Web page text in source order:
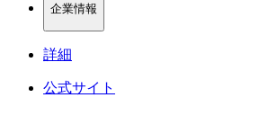
企業情報
詳細
公式サイト